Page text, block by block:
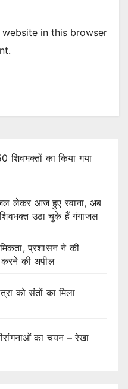
website in this browser
का किया गया
लेकर आज हुए रवाना, अब
उठा चुके हैं गंगाजल
प्रशासन ने की
करने की अपील
को संतों का मिला
का चयन – रेखा